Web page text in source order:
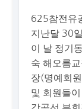
625참전유
지난달 30
이 날 정기
숙 해오름
장(명예회
및 회원들이